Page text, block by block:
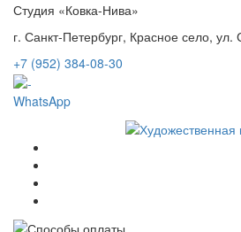
Студия «Ковка-Нива»
г. Санкт-Петербург, Красное село,
+7 (952) 384-08-30
WhatsApp